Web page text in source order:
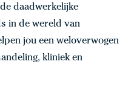
daadwerkelijke
in de wereld van
jou een weloverwogen
kliniek en